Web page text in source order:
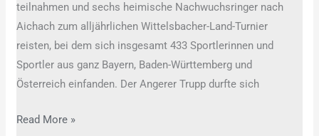
teilnahmen und sechs heimische Nachwuchsringer nach
Aichach zum alljährlichen Wittelsbacher-Land-Turnier
reisten, bei dem sich insgesamt 433 Sportlerinnen und
Sportler aus ganz Bayern, Baden-Württemberg und
Österreich einfanden. Der Angerer Trupp durfte sich
Read More »